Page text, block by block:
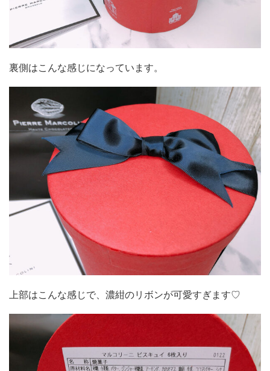
裏側はこんな感じになっています。
上部はこんな感じで、濃紺のリボンが可愛すぎます♡